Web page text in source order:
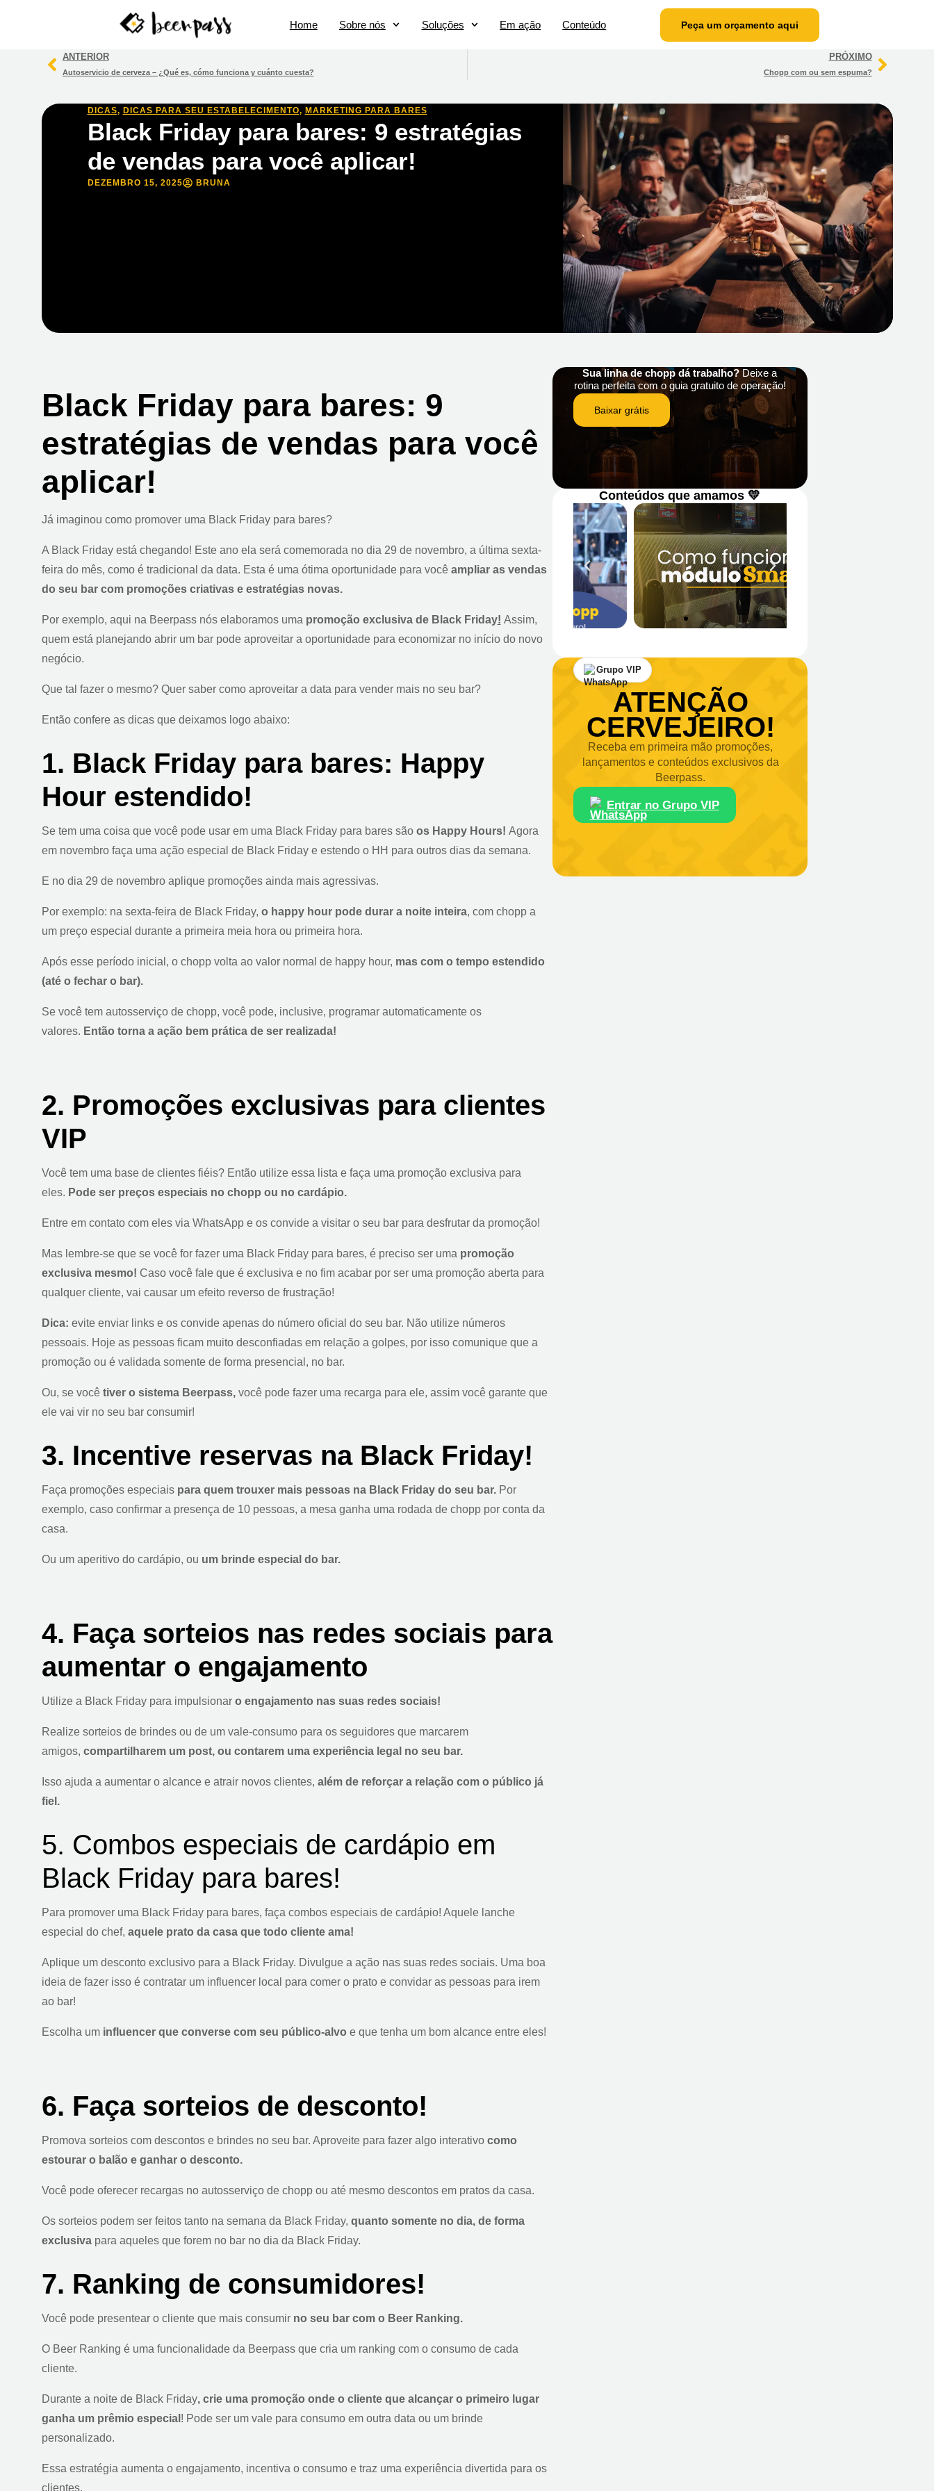
Home Sobre nós Soluções Em ação Conteúdo Peça um orçamento aqui
ANTERIOR
Autoservicio de cerveza – ¿Qué es, cómo funciona y cuánto cuesta?
PRÓXIMO
Chopp com ou sem espuma?
DICAS, DICAS PARA SEU ESTABELECIMENTO, MARKETING PARA BARES
Black Friday para bares: 9 estratégias
de vendas para você aplicar!
DEZEMBRO 15, 2025 BRUNA
Black Friday para bares: 9
estratégias de vendas para você
aplicar!
Já imaginou como promover uma Black Friday para bares?
A Black Friday está chegando! Este ano ela será comemorada no dia 29 de novembro, a última sexta-
feira do mês, como é tradicional da data. Esta é uma ótima oportunidade para você ampliar as vendas
do seu bar com promoções criativas e estratégias novas.
Por exemplo, aqui na Beerpass nós elaboramos uma promoção exclusiva de Black Friday! Assim,
quem está planejando abrir um bar pode aproveitar a oportunidade para economizar no início do novo
negócio.
Que tal fazer o mesmo? Quer saber como aproveitar a data para vender mais no seu bar?
Então confere as dicas que deixamos logo abaixo:
1. Black Friday para bares: Happy
Hour estendido!
Se tem uma coisa que você pode usar em uma Black Friday para bares são os Happy Hours! Agora
em novembro faça uma ação especial de Black Friday e estendo o HH para outros dias da semana.
E no dia 29 de novembro aplique promoções ainda mais agressivas.
Por exemplo: na sexta-feira de Black Friday, o happy hour pode durar a noite inteira, com chopp a
um preço especial durante a primeira meia hora ou primeira hora.
Após esse período inicial, o chopp volta ao valor normal de happy hour, mas com o tempo estendido
(até o fechar o bar).
Se você tem autosserviço de chopp, você pode, inclusive, programar automaticamente os
valores. Então torna a ação bem prática de ser realizada!
2. Promoções exclusivas para clientes
VIP
Você tem uma base de clientes fiéis? Então utilize essa lista e faça uma promoção exclusiva para
eles. Pode ser preços especiais no chopp ou no cardápio.
Entre em contato com eles via WhatsApp e os convide a visitar o seu bar para desfrutar da promoção!
Mas lembre-se que se você for fazer uma Black Friday para bares, é preciso ser uma promoção
exclusiva mesmo! Caso você fale que é exclusiva e no fim acabar por ser uma promoção aberta para
qualquer cliente, vai causar um efeito reverso de frustração!
Dica: evite enviar links e os convide apenas do número oficial do seu bar. Não utilize números
pessoais. Hoje as pessoas ficam muito desconfiadas em relação a golpes, por isso comunique que a
promoção ou é validada somente de forma presencial, no bar.
Ou, se você tiver o sistema Beerpass,você pode fazer uma recarga para ele, assim você garante que
ele vai vir no seu bar consumir!
3. Incentive reservas na Black Friday!
Faça promoções especiais para quem trouxer mais pessoas na Black Friday do seu bar.Por
exemplo, caso confirmar a presença de 10 pessoas, a mesa ganha uma rodada de chopp por conta da
casa.
Ou um aperitivo do cardápio, ou um brinde especial do bar.
4. Faça sorteios nas redes sociais para
aumentar o engajamento
Utilize a Black Friday para impulsionar o engajamento nas suas redes sociais!
Realize sorteios de brindes ou de um vale-consumo para os seguidores que marcarem
amigos, compartilharem um post, ou contarem uma experiência legal no seu bar.
Isso ajuda a aumentar o alcance e atrair novos clientes, além de reforçar a relação com o público já
fiel.
5. Combos especiais de cardápio em
Black Friday para bares!
Para promover uma Black Friday para bares, faça combos especiais de cardápio! Aquele lanche
especial do chef, aquele prato da casa que todo cliente ama!
Aplique um desconto exclusivo para a Black Friday. Divulgue a ação nas suas redes sociais. Uma boa
ideia de fazer isso é contratar um influencer local para comer o prato e convidar as pessoas para irem
ao bar!
Escolha um influencer que converse com seu público-alvo e que tenha um bom alcance entre eles!
6. Faça sorteios de desconto!
Promova sorteios com descontos e brindes no seu bar. Aproveite para fazer algo interativo como
estourar o balão e ganhar o desconto.
Você pode oferecer recargas no autosserviço de chopp ou até mesmo descontos em pratos da casa.
Os sorteios podem ser feitos tanto na semana da Black Friday, quanto somente no dia, de forma
exclusivapara aqueles que forem no bar no dia da Black Friday.
7. Ranking de consumidores!
Você pode presentear o cliente que mais consumir no seu bar com o Beer Ranking.
O Beer Ranking é uma funcionalidade da Beerpass que cria um ranking com o consumo de cada
cliente.
Durante a noite de Black Friday, crie uma promoção onde o cliente que alcançar o primeiro lugar
ganha um prêmio especial ! Pode ser um vale para consumo em outra data ou um brinde
personalizado.
Essa estratégia aumenta o engajamento, incentiva o consumo e traz uma experiência divertida para os
clientes.
Sua linha de chopp dá trabalho?Deixe a
rotina perfeita com o guia gratuito de operação!
Baixar grátis
Conteúdos que amamos 💛
Grupo VIP
ATENÇÃO
CERVEJEIRO!
Receba em primeira mão promoções,
lançamentos e conteúdos exclusivos da
Beerpass.
Entrar no Grupo VIP